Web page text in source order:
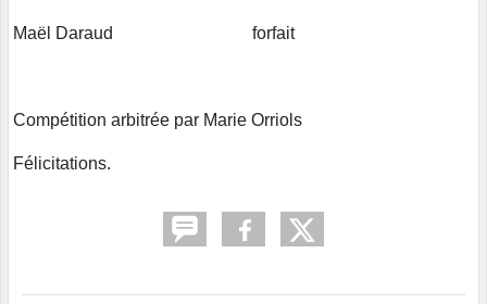
Maël Daraud forfait
Compétition arbitrée par Marie Orriols
Félicitations.